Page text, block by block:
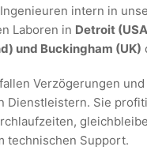
Ingenieuren intern in
Laboren in Detroit
und Buckingham (UK)
Verzögerungen
Dienstleistern. Sie
technischen Support.